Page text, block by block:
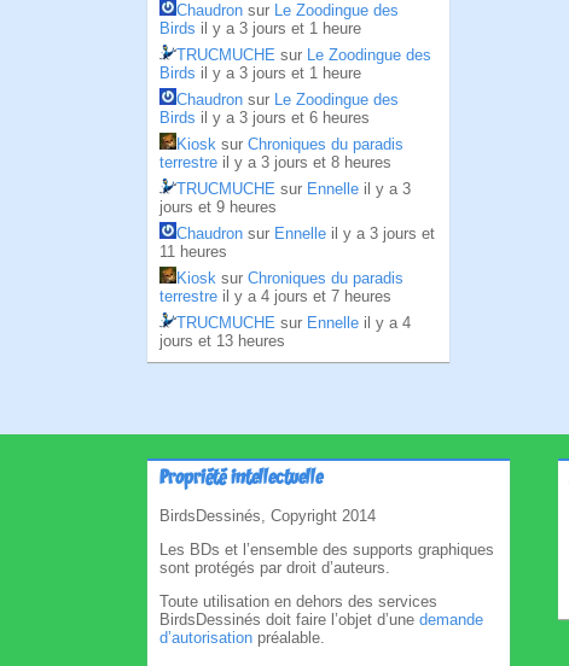
Chaudron sur Le Zoodingue des
Birds il y a 3 jours et 1 heure
TRUCMUCHE sur Le Zoodingue des
Birds il y a 3 jours et 1 heure
Chaudron sur Le Zoodingue des
Birds il y a 3 jours et 6 heures
Kiosk sur Chroniques du paradis
terrestre il y a 3 jours et 8 heures
TRUCMUCHE sur Ennelle il y a 3
jours et 9 heures
Chaudron sur Ennelle il y a 3 jours et
11 heures
Kiosk sur Chroniques du paradis
terrestre il y a 4 jours et 7 heures
TRUCMUCHE sur Ennelle il y a 4
jours et 13 heures
Propriété intellectuelle
BirdsDessinés, Copyright 2014
Les BDs et l’ensemble des supports graphiques
sont protégés par droit d’auteurs.
Toute utilisation en dehors des services
BirdsDessinés doit faire l’objet d’une demande
d’autorisation préalable.